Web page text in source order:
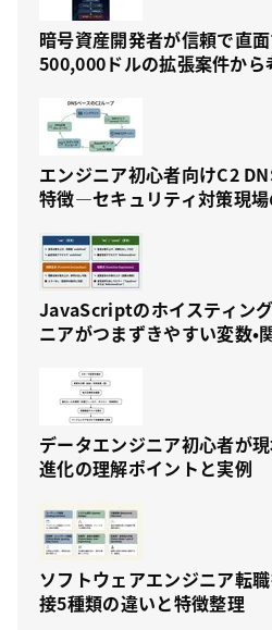
暗号資産開発者が信頼で直
500,000ドルの拡張案件から
エンジニア初心者向けC2
特徴—セキュリティ対策現
JavaScriptのホイスティン
ニアがつまずきやすい変数・
データエンジニア初心者が
進化の理解ポイントと実例
ソフトウェアエンジニア転
接5種類の違いと特徴整理